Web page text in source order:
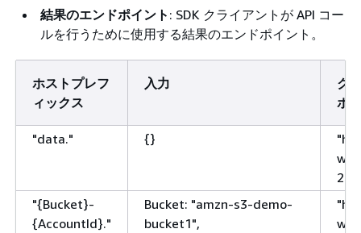
結果のエンドポイント : SDK クライアントが API コー
ルを行うために使用する結果のエンドポイント。
ホストプレフ
ィックス
入力
ク
ポ
"data." {}
"{Bucket}-
{AccountId}."
Bucket: "amzn-s3-demo-
bucket1",